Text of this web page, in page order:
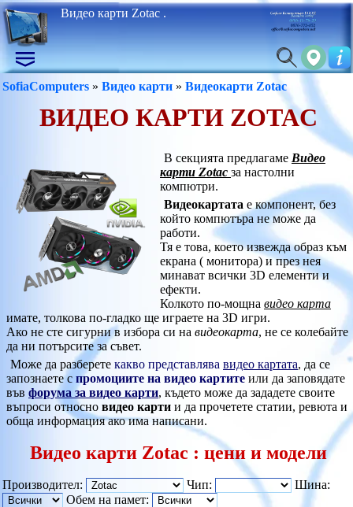
Видео карти Zotac .
SofiaComputers » Видео карти » Видеокарти Zotac
ВИДЕО КАРТИ ZOTAC
В секцията предлагаме Видео
карти Zotac за настолни
компютри.
Видеокартата е компонент, без
който компютъра не може да
работи.
Тя е това, което извежда образ към
екрана ( монитора) и през нея
минават всички 3D елементи и
ефекти.
Колкото по-мощна видео карта
имате, толкова по-гладко ще играете на 3D игри.
Ако не сте сигурни в избора си на видеокарта, не се колебайте
да ни потърсите за съвет.
Може да разберете какво представлява видео картата, да се
запознаете с промоциите на видео картите или да заповядате
във форума за видео карти, където може да зададете своите
въпроси относно видео карти и да прочетете статии, ревюта и
обща информация ако има написани.
Видео карти Zotac : цени и модели
Производител: Чип:
Шина:
Обем на памет: